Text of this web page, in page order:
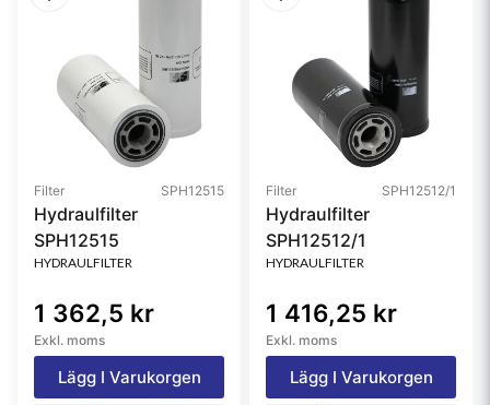
Filter SPH12515
Hydraulfilter
SPH12515
HYDRAULFILTER
1 362,5 kr
Exkl. moms
Lägg I Varukorgen
Filter SPH12512/1
Hydraulfilter
SPH12512/1
HYDRAULFILTER
1 416,25 kr
Exkl. moms
Lägg I Varukorgen